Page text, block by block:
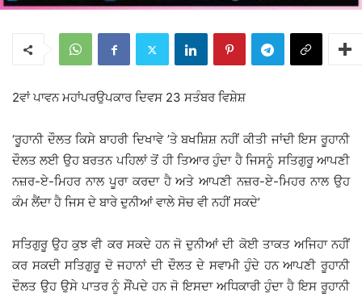
2ਵਾਂ ਪਾਵਨ ਮਹਾਂਪਰਉਪਕਾਰ ਦਿਵਸ 23 ਸਤੰਬਰ ਵਿਸ਼ੇਸ਼
‘ਰੂਹਾਨੀ ਦੌਲਤ ਕਿਸੇ ਬਾਹਰੀ ਦਿਖਾਵੇ ’ਤੇ ਬਖਸ਼ਿਸ਼ ਨਹੀਂ ਕੀਤੀ ਜਾਂਦੀ ਇਸ ਰੂਹਾਨੀ
ਦੌਲਤ ਲਈ ਉਹ ਬਰਤਨ ਪਹਿਲਾਂ ਤੋਂ ਹੀ ਤਿਆਰ ਹੁੰਦਾ ਹੈ ਜਿਸਨੂੰ ਸਤਿਗੁਰੂ ਆਪਣੀ
ਨਜ਼ਰ-ਏ-ਮਿਹਰ ਨਾਲ ਪੂਰਾ ਕਰਦਾ ਹੈ ਅਤੇ ਆਪਣੀ ਨਜ਼ਰ-ਏ-ਮਿਹਰ ਨਾਲ ਉਹ
ਕੰਮ ਲੈਂਦਾ ਹੈ ਜਿਸ ਦੇ ਬਾਰੇ ਦੁਨੀਆਂ ਵਾਲੇ ਸੋਚ ਵੀ ਨਹੀਂ ਸਕਦੇ’
ਸਤਿਗੁਰੂ ਉਹ ਕੁਝ ਵੀ ਕਰ ਸਕਦੇ ਹਨ ਜੋ ਦੁਨੀਆਂ ਦੀ ਕੋਈ ਤਾਕਤ ਅਜਿਹਾ ਨਹੀਂ
ਕਰ ਸਕਦੀ ਸਤਿਗੁਰੂ ਦੋ ਜਹਾਨਾਂ ਦੀ ਦੌਲਤ ਦੇ ਸਵਾਮੀ ਹੁੰਦੇ ਹਨ ਆਪਣੀ ਰੂਹਾਨੀ
ਦੌਲਤ ਉਹ ਉਸੇ ਪਾਤਰ ਨੂੰ ਸੌਂਪਦੇ ਹਨ ਜੋ ਇਸਦਾ ਅਧਿਕਾਰੀ ਹੁੰਦਾ ਹੈ ਇਸ ਰੂਹਾਨੀ